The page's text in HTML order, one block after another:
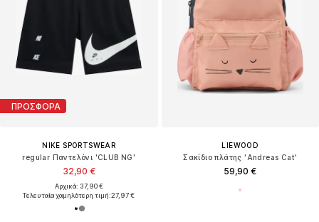
ΠΡΟΣΦΟΡΑ
NIKE SPORTSWEAR
regular Παντελόνι 'CLUB NG'
32,90 €
Αρχικά: 37,90 €
Τελευταία χαμηλότερη τιμή:27,97 €
LIEWOOD
Σακίδιο πλάτης 'Andreas Cat'
59,90 €